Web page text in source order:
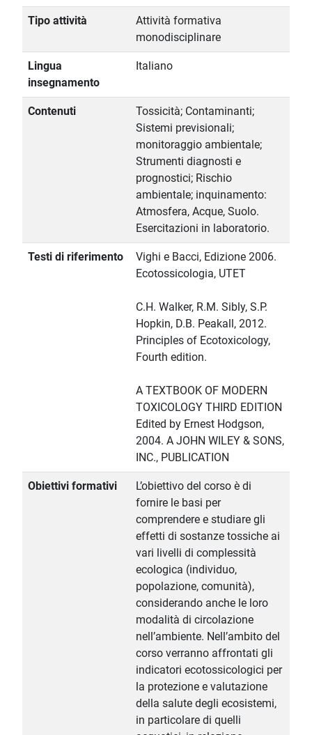
Tipo attività
Attività formativa
monodisciplinare
Lingua
insegnamento
Italiano
Contenuti
Tossicità; Contaminanti;
Sistemi previsionali;
monitoraggio ambientale;
Strumenti diagnosti e
prognostici; Rischio
ambientale; inquinamento:
Atmosfera, Acque, Suolo.
Esercitazioni in laboratorio.
Testi di riferimento
Vighi e Bacci, Edizione 2006.
Ecotossicologia, UTET
C.H. Walker, R.M. Sibly, S.P.
Hopkin, D.B. Peakall, 2012.
Principles of Ecotoxicology,
Fourth edition.
A TEXTBOOK OF MODERN
TOXICOLOGY THIRD EDITION
Edited by Ernest Hodgson,
2004. A JOHN WILEY & SONS,
INC., PUBLICATION
Obiettivi formativi
L’obiettivo del corso è di
fornire le basi per
comprendere e studiare gli
effetti di sostanze tossiche ai
vari livelli di complessità
ecologica (individuo,
popolazione, comunità),
considerando anche le loro
modalità di circolazione
nell’ambiente. Nell’ambito del
corso verranno affrontati gli
indicatori ecotossicologici per
la protezione e valutazione
della salute degli ecosistemi,
in particolare di quelli